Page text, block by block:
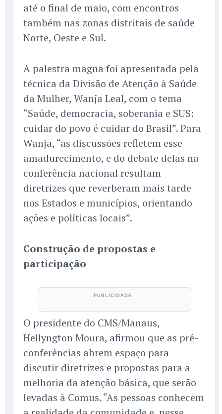
até o final de maio, com encontros
também nas zonas distritais de saúde
Norte, Oeste e Sul.
A palestra magna foi apresentada pela
técnica da Divisão de Atenção à Saúde
da Mulher, Wanja Leal, com o tema
“Saúde, democracia, soberania e SUS:
cuidar do povo é cuidar do Brasil”. Para
Wanja, “as discussões refletem esse
amadurecimento, e do debate delas na
conferência nacional resultam
diretrizes que reverberam mais tarde
nos Estados e municípios, orientando
ações e políticas locais”.
Construção de propostas e
participação
O presidente do CMS/Manaus,
Hellyngton Moura, afirmou que as pré-
conferências abrem espaço para
discutir diretrizes e propostas para a
melhoria da atenção básica, que serão
levadas à Comus. “As pessoas conhecem